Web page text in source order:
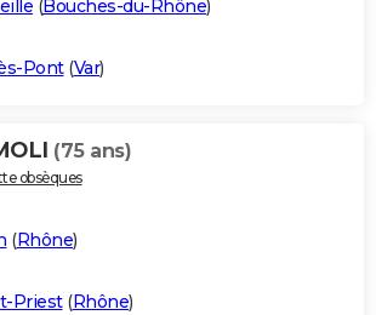
(Bouches-du-Rhône)
Pont(Var)
(75 ans)
obsèques
(Rhône)
Priest(Rhône)